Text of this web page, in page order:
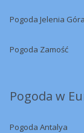
Pogoda Jelenia Góra
Pogoda Zamość
Pogoda w
Pogoda Antalya